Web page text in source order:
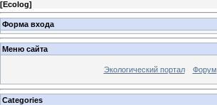
[Ecolog]
Форма входа
Меню сайта
Экологический портал Форум
Categories